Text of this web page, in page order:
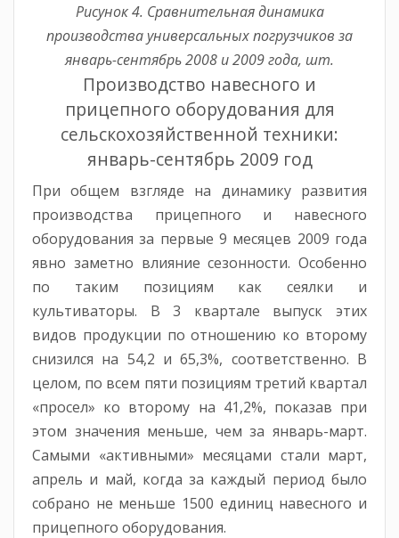
Рисунок 4. Сравнительная динамика
производства универсальных погрузчиков за
январь-сентябрь 2008 и 2009 года, шт.
Производство навесного и
прицепного оборудования для
сельскохозяйственной техники:
январь-сентябрь 2009 год
При общем взгляде на динамику развития
производства прицепного и навесного
оборудования за первые 9 месяцев 2009 года
явно заметно влияние сезонности. Особенно
по таким позициям как сеялки и
культиваторы. В 3 квартале выпуск этих
видов продукции по отношению ко второму
снизился на 54,2 и 65,3%, соответственно. В
целом, по всем пяти позициям третий квартал
«просел» ко второму на 41,2%, показав при
этом значения меньше, чем за январь-март.
Самыми «активными» месяцами стали март,
апрель и май, когда за каждый период было
собрано не меньше 1500 единиц навесного и
прицепного оборудования.